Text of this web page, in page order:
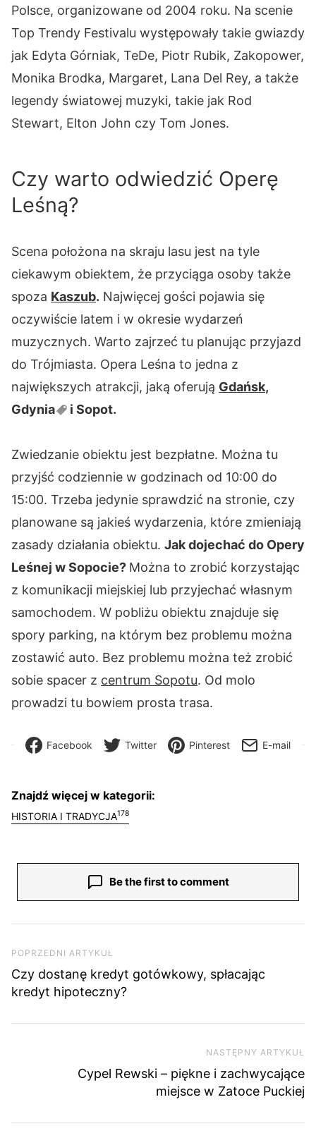
Polsce, organizowane od 2004 roku. Na scenie
Top Trendy Festivalu występowały takie gwiazdy
jak Edyta Górniak, TeDe, Piotr Rubik, Zakopower,
Monika Brodka, Margaret, Lana Del Rey, a także
legendy światowej muzyki, takie jak Rod
Stewart, Elton John czy Tom Jones.
Czy warto odwiedzić Operę
Leśną?
Scena położona na skraju lasu jest na tyle
ciekawym obiektem, że przyciąga osoby także
spoza Kaszub. Najwięcej gości pojawia się
oczywiście latem i w okresie wydarzeń
muzycznych. Warto zajrzeć tu planując przyjazd
do Trójmiasta. Opera Leśna to jedna z
największych atrakcji, jaką oferują Gdańsk,
Gdynia
i Sopot.
Zwiedzanie obiektu jest bezpłatne. Można tu
przyjść codziennie w godzinach od 10:00 do
15:00. Trzeba jedynie sprawdzić na stronie, czy
planowane są jakieś wydarzenia, które zmieniają
zasady działania obiektu. Jak dojechać do Opery
Leśnej w Sopocie? Można to zrobić korzystając
z komunikacji miejskiej lub przyjechać własnym
samochodem. W pobliżu obiektu znajduje się
spory parking, na którym bez problemu można
zostawić auto. Bez problemu można też zrobić
sobie spacer z centrum Sopotu. Od molo
prowadzi tu bowiem prosta trasa.
Facebook Twitter Pinterest E-mail
Znajdź więcej w kategorii:
HISTORIA I TRADYCJA178
Be the first to comment
Poprzedni artykuł
POPRZEDNI ARTYKUŁ
Czy dostanę kredyt gotówkowy, spłacając
kredyt hipoteczny?
NASTĘPNY ARTYKUŁ
Cypel Rewski – piękne i zachwycające
miejsce w Zatoce Puckiej